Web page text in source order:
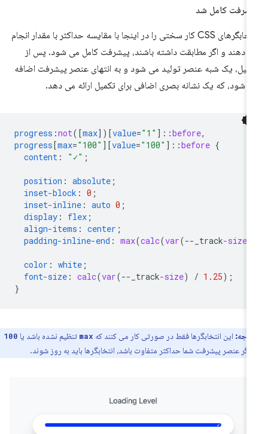
کامل شد
انتخابگرهای CSS کار سختی را در اینجا با مقایسه حداکثر با مقدار انجام
دهند و اگر مطابقت داشته باشند، پیشرفت کامل می شود. پس از
یک شبه عنصر تولید می شود و به انتهای عنصر پیشرفت اضافه
شود، که یک نشانه بصری اضافی برای تکمیل ارائه می دهد.
progress:not([max])[value = "1"]::before
progress[max="100"][value="100"]::before
content : "✓"
position: absolute
inset-block :
inset-inline: auto
display: flex
align-items: center
padding-inline-end: max(calc(var --_track-size
color: white
font-size: calc(var --_track-size / 1.25
این انتخابگرها فقط در صورتی کار می کنند کهmax تنظیم نشده باشد یا100
اگر عنصر پیشرفت شما حداکثر متفاوت باشد، انتخابگرها باید به روز شوند.